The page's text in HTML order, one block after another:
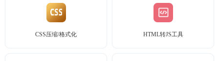
CSS压缩/格式化 HTML转JS工具